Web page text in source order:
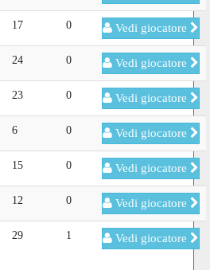
17 0 Vedi giocatore
24 0 Vedi giocatore
23 0 Vedi giocatore
6 0 Vedi giocatore
15 0 Vedi giocatore
12 0 Vedi giocatore
29 1 Vedi giocatore